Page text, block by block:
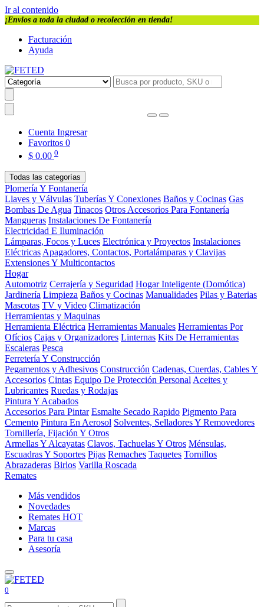
Ir al contenido
¡Envios a toda la ciudad o recolección en tienda!
Facturación
Ayuda
Cuenta Ingresar
Favoritos 0
$ 0.00 0
Todas las categorías
Plomería Y Fontanería
Llaves y Válvulas Tuberías Y Conexiones Baños y Cocinas Gas
Bombas De Agua Tinacos Otros Accesorios Para Fontanería
Mangueras Instalaciones De Fontanería
Electricidad E Iluminación
Lámparas, Focos y Luces Electrónica y Proyectos Instalaciones
Eléctricas Apagadores, Contactos, Portalámparas y Clavijas
Extensiones Y Multicontactos
Hogar
Automotriz Cerrajería y Seguridad Hogar Inteligente (Domótica)
Jardinería Limpieza Baños y Cocinas Manualidades Pilas y Baterias
Mascotas TV y Video Climatización
Herramientas y Maquinas
Herramienta Eléctrica Herramientas Manuales Herramientas Por
Ofícios Cajas y Organizadores Linternas Kits De Herramientas
Escaleras Pesca
Ferretería Y Construcción
Pegamentos y Adhesivos Construcción Cadenas, Cuerdas, Cables Y
Accesorios Cintas Equipo De Protección Personal Aceites y
Lubricantes Ruedas y Rodajas
Pintura Y Acabados
Accesorios Para Pintar Esmalte Secado Rapido Pigmento Para
Cemento Pintura En Aerosol Solventes, Selladores Y Removedores
Tornillería, Fijación Y Otros
Armellas Y Alcayatas Clavos, Tachuelas Y Otros Ménsulas,
Escuadras Y Soportes Pijas Remaches Taquetes Tornillos
Abrazaderas Birlos Varilla Roscada
Remates
Más vendidos
Novedades
Remates HOT
Marcas
Para tu casa
Asesoría
0